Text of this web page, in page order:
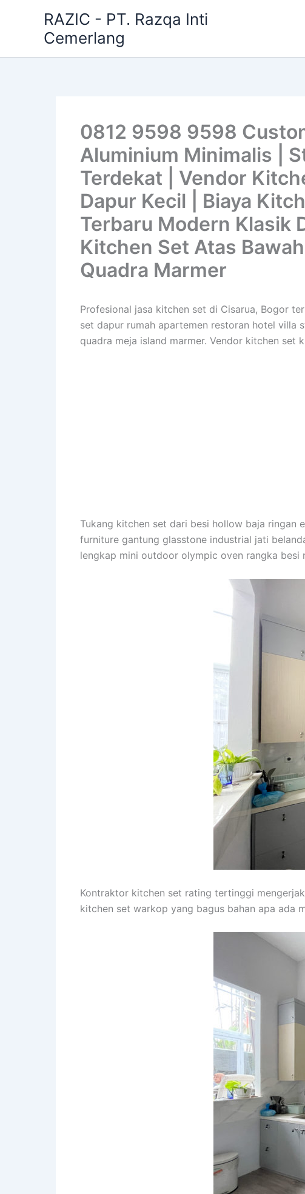
RAZIC - PT. Razqa Inti
Cemerlang
0812 9598 9598
Aluminium Minimalis |
Terdekat | Vendor
Dapur Kecil | Biaya
Terbaru Modern Klasik
Kitchen Set Atas
Quadra Marmer
Profesional jasa kitchen set di Cisarua, Bogor
set dapur rumah apartemen restoran hotel villa
quadra meja island marmer. Vendor kitchen
Tukang kitchen set dari besi hollow baja ringan
furniture gantung glasstone industrial jati
lengkap mini outdoor olympic oven rangka
Kontraktor kitchen set rating tertinggi
kitchen set warkop yang bagus bahan apa ada